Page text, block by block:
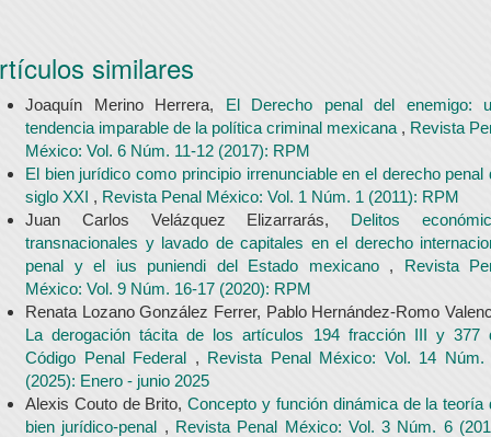
similares
Joaquín Merino Herrera, El Derecho penal del enemigo:
tendencia imparable de la política criminal mexicana , Revista
México: Vol. 6 Núm. 11-12 (2017): RPM
El bien jurídico como principio irrenunciable en el derecho penal
siglo XXI , Revista Penal México: Vol. 1 Núm. 1 (2011): RPM
Juan Carlos Velázquez Elizarrarás, Delitos
transnacionales y lavado de capitales en el derecho
penal y el ius puniendi del Estado mexicano , Revista
México: Vol. 9 Núm. 16-17 (2020): RPM
Renata Lozano González Ferrer, Pablo Hernández-Romo
La derogación tácita de los artículos 194 fracción III y 377
Código Penal Federal , Revista Penal México: Vol. 14 Núm.
(2025): Enero - junio 2025
Alexis Couto de Brito,Concepto y función dinámica de la teoría
bien jurídico-penal , Revista Penal México: Vol. 3 Núm. 6